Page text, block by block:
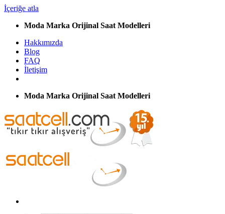
İçeriğe atla
Moda Marka Orijinal Saat Modelleri
Hakkımızda
Blog
FAQ
İletişim
Moda Marka Orijinal Saat Modelleri